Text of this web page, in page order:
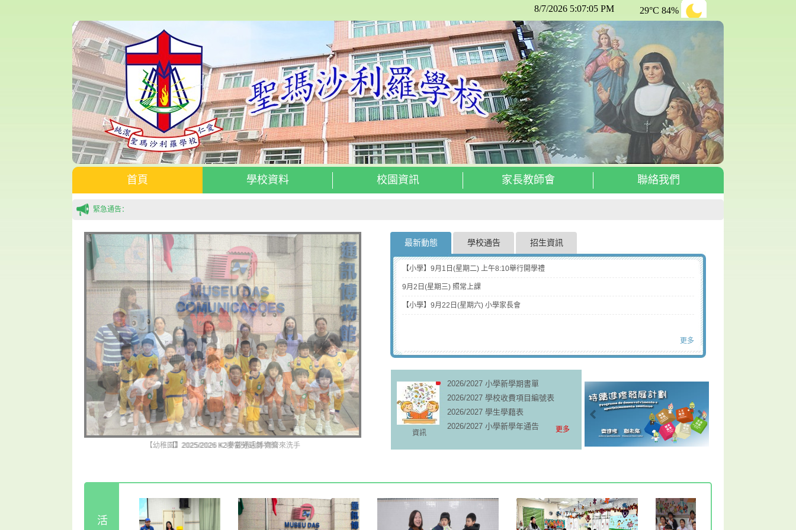
首頁 學校資料 校園資訊 家長教師會 聯絡我們
緊急通告：
【】2025/2026 K3參觀通訊博物館
最新動態 學校通告 招生資訊
【小學】9月1日(星期二) 上午8:10舉行開學禮
9月2日(星期三) 照常上課
【小學】9月22日(星期六) 小學家長會
更多
資訊
2026/2027 小學新學期書單
2026/2027 學校收費項目編號表
2026/2027 學生學藉表
2026/2027 小學新學年通告
更多
活